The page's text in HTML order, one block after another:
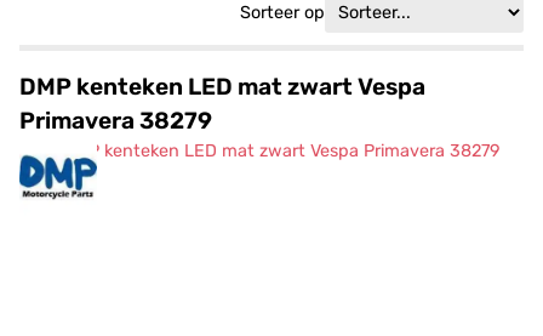
Sorteer op
DMP kenteken LED mat zwart Vespa
Primavera 38279